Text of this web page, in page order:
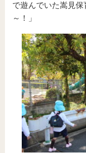
で遊んでいた嵩見
～！」